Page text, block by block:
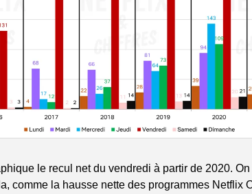
le recul net du vendredi à partir de 2020.
comme la hausse nette des programmes Netflix